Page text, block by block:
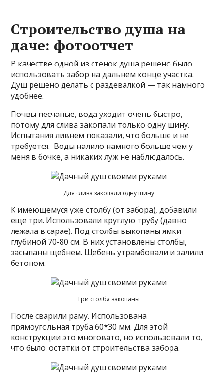
Строительство душа на
даче: фотоотчет
В качестве одной из стенок душа решено было
использовать забор на дальнем конце участка.
Душ решено делать с раздевалкой — так намного
удобнее.
Почвы песчаные, вода уходит очень быстро,
потому для слива закопали только одну шину.
Испытания ливнем показали, что больше и не
требуется. Воды налило намного больше чем у
меня в бочке, а никаких луж не наблюдалось.
Для слива закопали одну шину
К имеющемуся уже столбу (от забора), добавили
еще три. Использовали круглую трубу (давно
лежала в сарае). Под столбы выкопаны ямки
глубиной 70-80 см. В них установлены столбы,
засыпаны щебнем. Щебень утрамбовали и залили
бетоном.
Три столба закопаны
После сварили раму. Использована
прямоугольная труба 60*30 мм. Для этой
конструкции это многовато, но использовали то,
что было: остатки от строительства забора.